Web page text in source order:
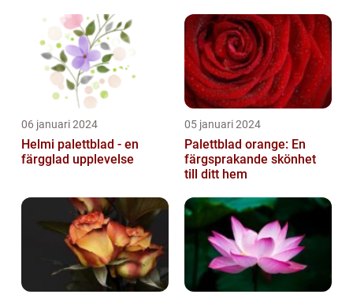
06 januari 2024
Helmi palettblad - en
färgglad upplevelse
05 januari 2024
Palettblad orange: En
färgsprakande skönhet
till ditt hem